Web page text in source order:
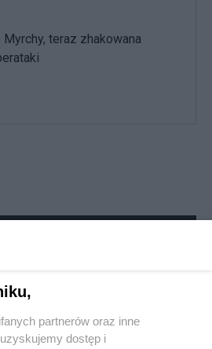
teraz zhakowana
dziale
partnerów oraz inne
dostęp i